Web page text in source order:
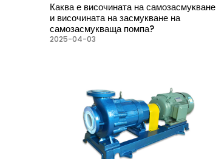
Каква е височината на самозасмукване
и височината на засмукване на
самозасмукваща помпа?
2025-04-03